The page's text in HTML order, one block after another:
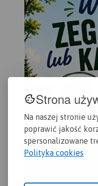
Strona
Na naszej stronie
poprawić jakość
spersonalizowane
Polityka cookies